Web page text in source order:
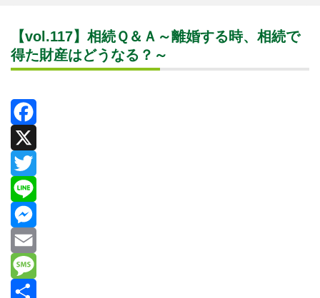
【vol.117】相続Ｑ＆Ａ～離婚する時、相続で
得た財産はどうなる？～
Facebook
X
Twitter
Line
Messenger
Email
Message